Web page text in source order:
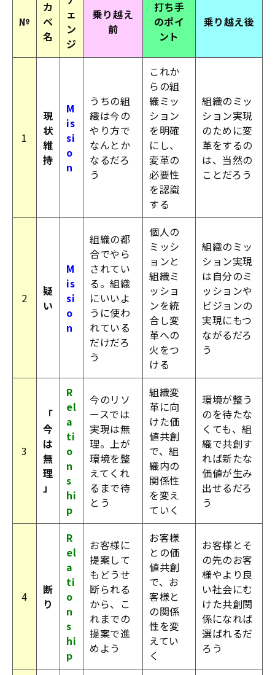
№
カ
ベ
名
ェ
ン
ジ
乗り越え
前
打ち手
のポイ
ント
乗り越え後
1
現
状
維
持
M
is
si
o
n
うちの組
織は今の
やり方で
なんとか
なるだろ
う
これか
らの組
織ミッ
ション
を明確
にし、
変革の
必要性
を認識
する
組織のミッ
ション実現
のために変
革をするの
は、当然の
ことだろう
2
疑
い
M
is
si
o
n
組織の都
合でやら
されてい
る。組織
にいいよ
うに使わ
れている
だけだろ
う
個人の
ミッシ
ョンと
組織ミ
ッショ
ンを統
合し変
革への
火をつ
ける
組織のミッ
ション実現
は自分のミ
ッションや
ビジョンの
実現にもつ
ながるだろ
う
3
「
今
は
無
理
」
R
el
a
ti
o
n
s
hi
p
今のリソ
ースでは
実現は無
理。上が
環境を整
えてくれ
るまで待
とう
組織変
革に向
けた価
値共創
で、組
織内の
関係性
を変え
ていく
環境が整う
のを待たな
くても、組
織で共創す
れば新たな
価値が生み
出せるだろ
う
4
断
り
R
el
a
ti
o
n
s
hi
p
お客様に
提案して
もどうせ
断られる
から、こ
れまでの
提案で進
めよう
お客様
との価
値共創
で、お
客様と
の関係
性を変
えてい
く
お客様とそ
の先のお客
様やより良
い社会にむ
けた共創関
係になれば
選ばれるだ
ろう